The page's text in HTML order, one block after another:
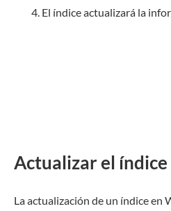
El índice actualizará la
Actualizar el
La actualización de un índice en